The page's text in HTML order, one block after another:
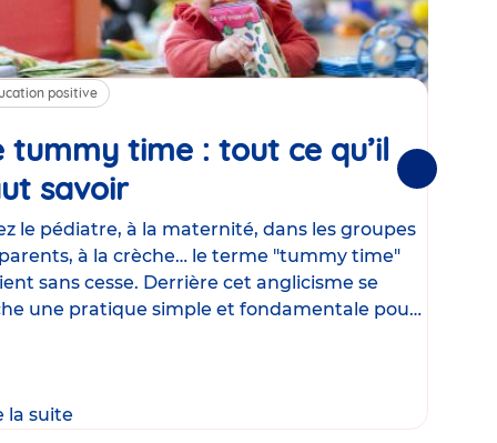
positive
tummy time : tout ce qu’il
savoirArticle
le pédiatre, à la maternité, dans les groupes
à la crèche… le terme "tummy time"
sans cesse. Derrière cet anglicisme se
une pratique simple et fondamentale pour
la suite
Suivantes